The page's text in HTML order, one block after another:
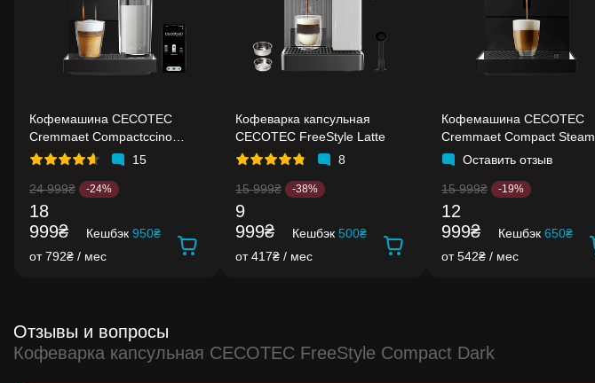
Кофемашина CECOTEC
Cremmaet Compactccino
Connected
15
24 999₴ -24%
18
999₴
Кешбэк 950₴
от 792₴ / мес
Кофеварка капсульная
CECOTEC FreeStyle Latte
8
15 999₴ -38%
9
999₴
Кешбэк 500₴
от 417₴ / мес
Кофемашина CECOTEC
Cremmaet Compact Steam
Оставить отзыв
15 999₴ -19%
12
999₴
Кешбэк 650₴
от 542₴ / мес
Отзывы и вопросы
Кофеварка капсульная CECOTEC FreeStyle Compact Dark